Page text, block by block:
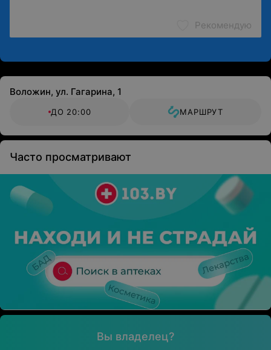
Рекомендую
Воложин, ул. Гагарина, 1
ДО 20:00 МАРШРУТ
Часто просматривают
Вы владелец?